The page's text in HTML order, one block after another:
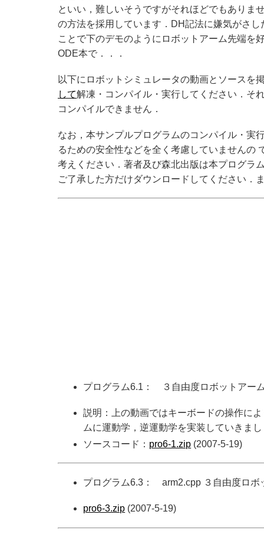
といい，難しいそうですがそれほどでもありま
の方法を採用しています．DH記法に嫌気がさ
ことで下のデモのようにロボットアーム先端を
ODE本で．．．
以下にロボットシミュレータの動画とソースを
して解凍・コンパイル・実行してください．そ
コンパイルできません．
なお，本サンプルプログラムのコンパイル・実
るための安全性などを全く考慮していませんの
考えください．著者及び森北出版は本プログラ
ご了承した方だけダウンロードしてください．
プログラム6.1： ３自由度ロボットアー
説明：上の動画ではキーボードの操作に
ムに運動学，逆運動学を実装していきまし
ソースコード： pro6-1.zip (2007-5-19)
プログラム6.3： arm2.cpp ３自由度ロボ
pro6-3.zip (2007-5-19)